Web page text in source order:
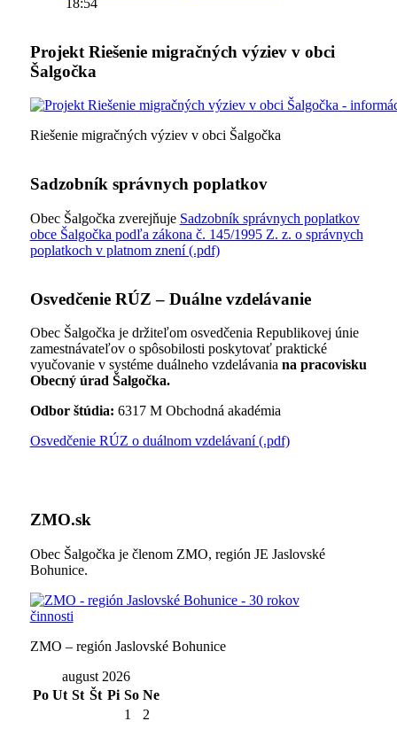
18:54
Projekt Riešenie migračných výziev v obci
Šalgočka
Riešenie migračných výziev v obci Šalgočka
Sadzobník správnych poplatkov
Obec Šalgočka zverejňuje Sadzobník správnych poplatkov
obce Šalgočka podľa zákona č. 145/1995 Z. z. o správnych
poplatkoch v platnom znení (.pdf)
Osvedčenie RÚZ – Duálne vzdelávanie
Obec Šalgočka je držiteľom osvedčenia Republikovej únie
zamestnávateľov o spôsobilosti poskytovať praktické
vyučovanie v systéme duálneho vzdelávania na pracovisku
Obecný úrad Šalgočka.
Odbor štúdia: 6317 M Obchodná akadémia
Osvedčenie RÚZ o duálnom vzdelávaní (.pdf)
ZMO.sk
Obec Šalgočka je členom ZMO, región JE Jaslovské
Bohunice.
ZMO – región Jaslovské Bohunice
august 2026
Po Ut St Št Pi So Ne
1
2